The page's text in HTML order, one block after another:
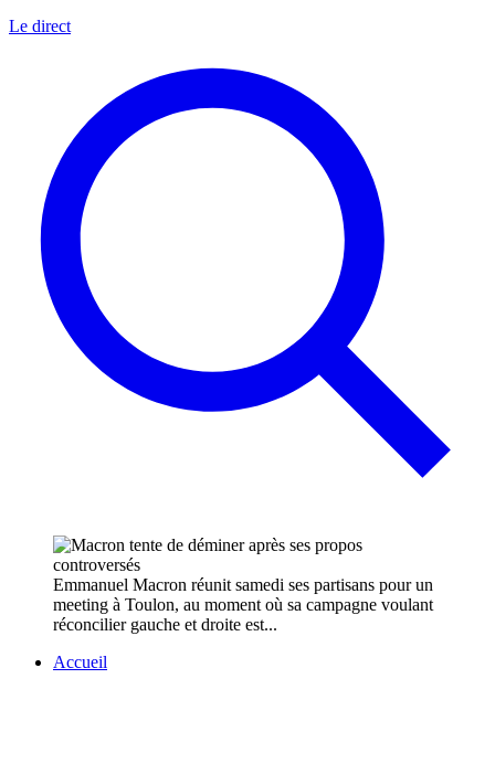
Le direct
Emmanuel Macron réunit samedi ses partisans pour un
meeting à Toulon, au moment où sa campagne voulant
réconcilier gauche et droite est...
Accueil